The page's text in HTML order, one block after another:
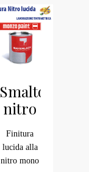
Smalto
nitro
lucido
SL200
Finitura
lucida alla
nitro mono